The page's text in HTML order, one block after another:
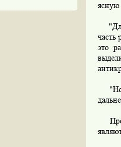
ясную
"Для
часть
это
"Но